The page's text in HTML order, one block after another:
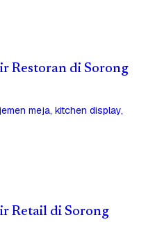
Restoran di Sorong
meja, kitchen display,
Retail di Sorong